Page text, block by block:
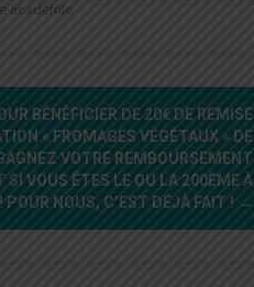
académie
BÉNÉFICIER DE 20€ DE REMISE
« FROMAGES VÉGÉTAUX » DE
VOTRE REMBOURSEMENT
SI VOUS ÊTES LE OU LA 200ÈME À
NOUS, C’EST DÉJÀ FAIT ! →